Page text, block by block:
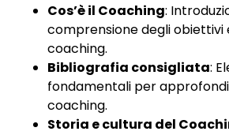
Cos’è il Coaching:
comprensione degli obiettivi
coaching.
Bibliografia consigliata:
fondamentali per
coaching.
Storia e cultura del